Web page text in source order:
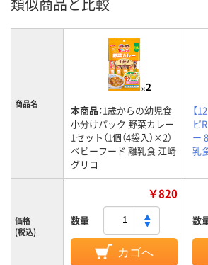
商品名 本商品：1歳からの幼児食
小分けパック 野菜カレー
1セット（1個（4袋入）×2）
ベビーフード 離乳食 江崎
グリコ
【
ピ
ー
乳
価格
(税込)
￥820
数量
カゴへ
数